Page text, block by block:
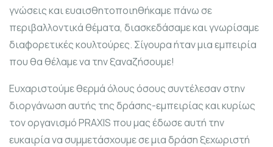
γνώσεις και ευαισθητοποιηθήκαμε πάνω σε
περιβαλλοντικά θέματα, διασκεδάσαμε και γνωρίσαμε
διαφορετικές κουλτούρες. Σίγουρα ήταν μια εμπειρία
που θα θέλαμε να την ξαναζήσουμε!
Ευχαριστούμε θερμά όλους όσους συντέλεσαν στην
διοργάνωση αυτής της δράσης-εμπειρίας και κυρίως
τον οργανισμό PRAXIS που μας έδωσε αυτή την
ευκαιρία να συμμετάσχουμε σε μια δράση ξεχωριστή